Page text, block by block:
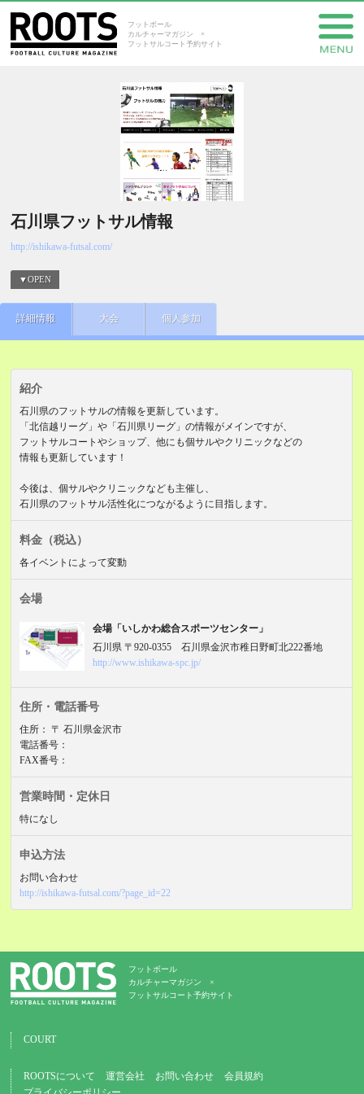
フットボール
カルチャーマガジン ×
フットサルコート予約サイト
石川県フットサル情報
http://ishikawa-futsal.com/
▼OPEN
詳細情報 大会 個人参加
紹介
石川県のフットサルの情報を更新しています。
「北信越リーグ」や「石川県リーグ」の情報がメインですが、
フットサルコートやショップ、他にも個サルやクリニックなどの
情報も更新しています！
今後は、個サルやクリニックなども主催し、
石川県のフットサル活性化につながるように目指します。
料金 （税込）
各イベントによって変動
会場
会場「いしかわ総合スポーツセンター」
石川県 〒920-0355 石川県金沢市稚日野町北222番地
http://www.ishikawa-spc.jp/
住所・電話番号
住所：
〒 石川県金沢市
電話番号：
FAX番号：
営業時間・定休日
特になし
申込方法
お問い合わせ
http://ishikawa-futsal.com/?page_id=22
フットボール
カルチャーマガジン ×
フットサルコート予約サイト
COURT
ROOTSについて 運営会社 お問い合わせ
会員規約